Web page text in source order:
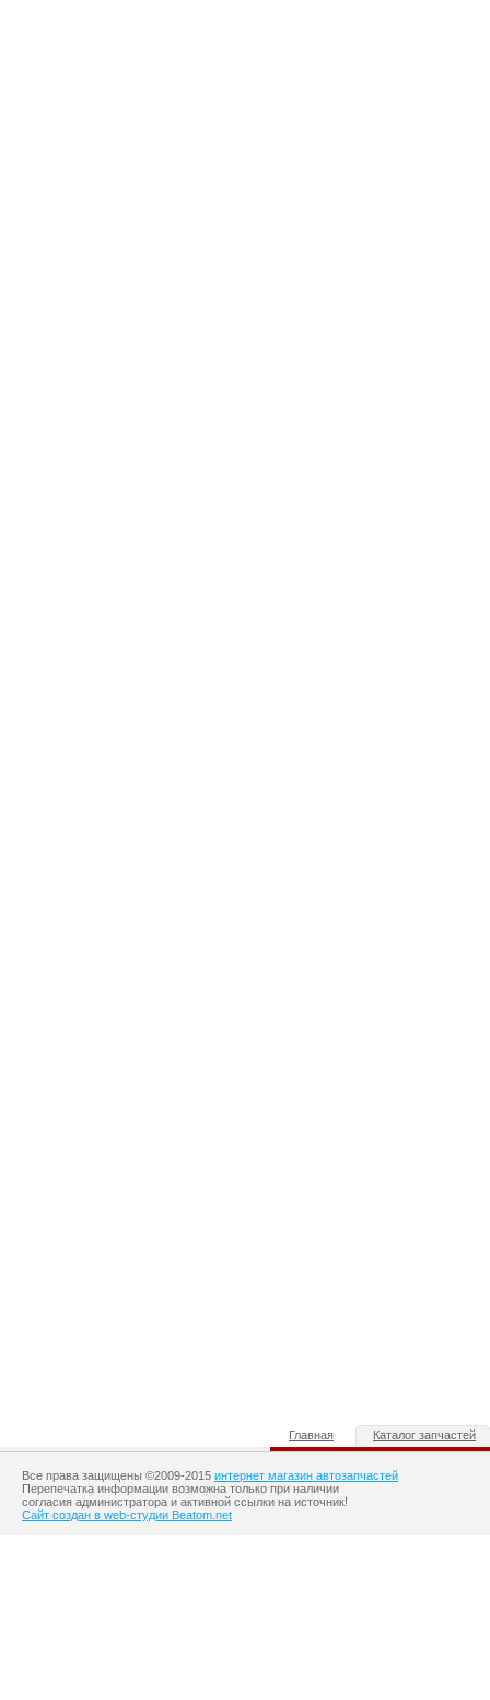
Главная Каталог запчастей
Все права защищены ©2009-2015 интернет магазин автозапчастей
Перепечатка информации возможна только при наличии
согласия администратора и активной ссылки на источник!
Сайт создан в web-студии Beatom.net